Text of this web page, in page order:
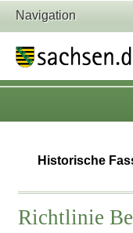
Navigation
Historische
Richtlinie